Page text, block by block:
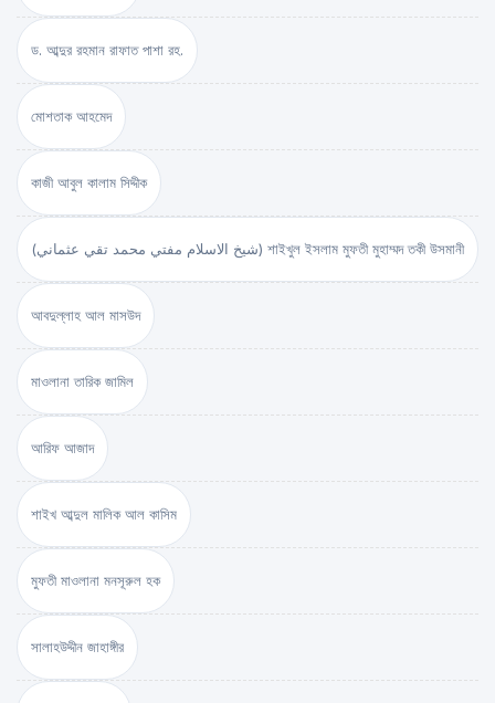
ড. আব্দুর রহমান রাফাত পাশা রহ.
মোশতাক আহমেদ
কাজী আবুল কালাম সিদ্দীক
(شيخ الاسلام مفتي محمد تقي عثماني) শাইখুল ইসলাম মুফতী মুহাম্মদ তকী উসমানী
আবদুল্লাহ আল মাসউদ
মাওলানা তারিক জামিল
আরিফ আজাদ
শাইখ আব্দুল মালিক আল কাসিম
মুফতী মাওলানা মনসূরুল হক
সালাহউদ্দীন জাহাঙ্গীর